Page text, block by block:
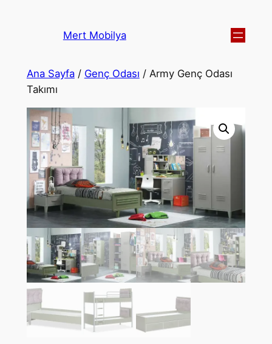
Mert Mobilya
Ana Sayfa/ Genç Odası / Army Genç Odası
Takımı